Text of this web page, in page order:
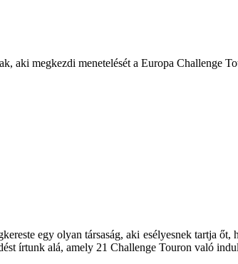
aki megkezdi menetelését a Europa Challenge
egy olyan társaság, aki esélyesnek tartja
írtunk alá, amely 21 Challenge Touron való